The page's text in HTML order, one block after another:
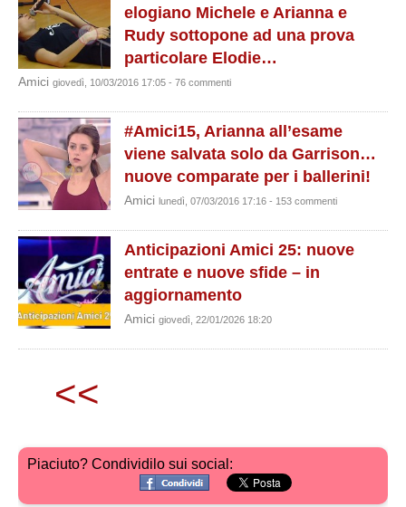
elogiano Michele e Arianna e
Rudy sottopone ad una prova
particolare Elodie…
Amici giovedì, 10/03/2016 17:05 - 76 commenti
#Amici15, Arianna all’esame
viene salvata solo da Garrison…
nuove comparate per i ballerini!
Amici lunedì, 07/03/2016 17:16 - 153 commenti
Anticipazioni Amici 25: nuove
entrate e nuove sfide – in
aggiornamento
Amici giovedì, 22/01/2026 18:20
<<
Piaciuto? Condividilo sui social: